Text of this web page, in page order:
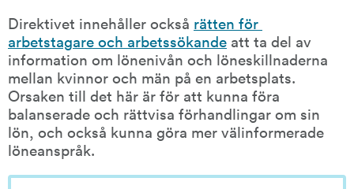
Direktivet innehåller också rätten för
arbetstagare och arbetssökande att ta del av
information om lönenivån och löneskillnaderna
mellan kvinnor och män på en arbetsplats.
Orsaken till det här är för att kunna föra
balanserade och rättvisa förhandlingar om sin
lön, och också kunna göra mer välinformerade
löneanspråk.